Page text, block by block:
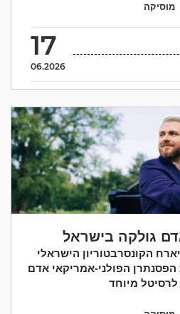
17
06.2026
מוסיקה
גולקה בישראל
29 במאי, יארח הקונסרבטוריון הישראלי
הפולני-אמריקאי אדם
מיוחד